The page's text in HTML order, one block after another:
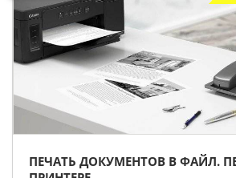
ПЕЧАТЬ ДОКУМЕНТОВ В ФАЙЛ.